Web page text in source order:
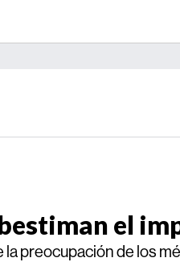
el
preocupación de los